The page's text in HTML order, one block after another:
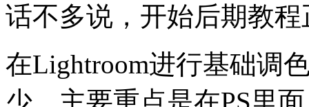
话不多说，开始后期教程
在Lightroom进行基础调
少，主要重点是在PS里